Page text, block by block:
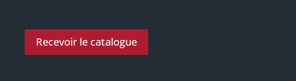
Recevoir le catalogue